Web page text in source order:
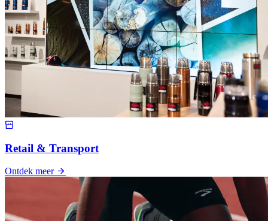
Retail & Transport
Ontdek meer